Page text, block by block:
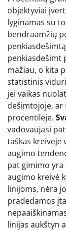
objektyviai
lyginamas su
bendraamžių
penkiasdešimt
mažiau, o kita
statistinis
jei vaikas
dešimtojoje,
procentilėje.
vadovaujasi
taškas
augimo
pat gimimo
augimo kreivė
linijoms, nėra
pradedamos
linijas aukštyn